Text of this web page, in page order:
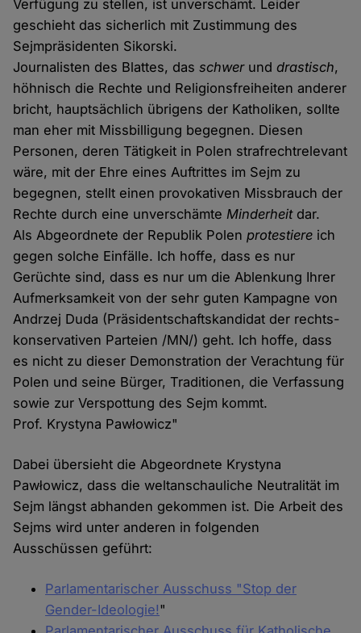
Verfügung zu stellen, ist unverschämt. Leider
geschieht das sicherlich mit Zustimmung des
Sejmpräsidenten Sikorski.
Journalisten des Blattes, dasschwerunddrastisch,
höhnisch die Rechte und Religionsfreiheiten anderer
bricht, hauptsächlich übrigens der Katholiken, sollte
man eher mit Missbilligung begegnen. Diesen
Personen, deren Tätigkeit in Polen strafrechtrelevant
wäre, mit der Ehre eines Auftrittes im Sejm zu
begegnen, stellt einen provokativen Missbrauch der
Rechte durch eine unverschämteMinderheitdar.
Als Abgeordnete der Republik Polenprotestiere ich
gegen solche Einfälle. Ich hoffe, dass es nur
Gerüchte sind, dass es nur um die Ablenkung Ihrer
Aufmerksamkeit von der sehr guten Kampagne von
Andrzej Duda (Präsidentschaftskandidat der rechts-
konservativen Parteien /MN/) geht. Ich hoffe, dass
es nicht zu dieser Demonstration der Verachtung für
Polen und seine Bürger, Traditionen, die Verfassung
sowie zur Verspottung des Sejm kommt.
Prof. Krystyna Pawłowicz"
Dabei übersieht die Abgeordnete Krystyna
Pawłowicz, dass die weltanschauliche Neutralität im
Sejm längst abhanden gekommen ist. Die Arbeit des
Sejms wird unter anderen in folgenden
Ausschüssen geführt:
Parlamentarischer Ausschuss "Stop der
Gender-Ideologie!"